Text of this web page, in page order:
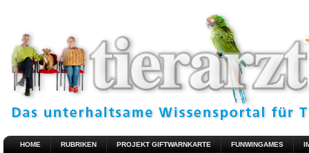
HOME RUBRIKEN PROJEKT GIFTWARNKARTE FUNWINGAMES